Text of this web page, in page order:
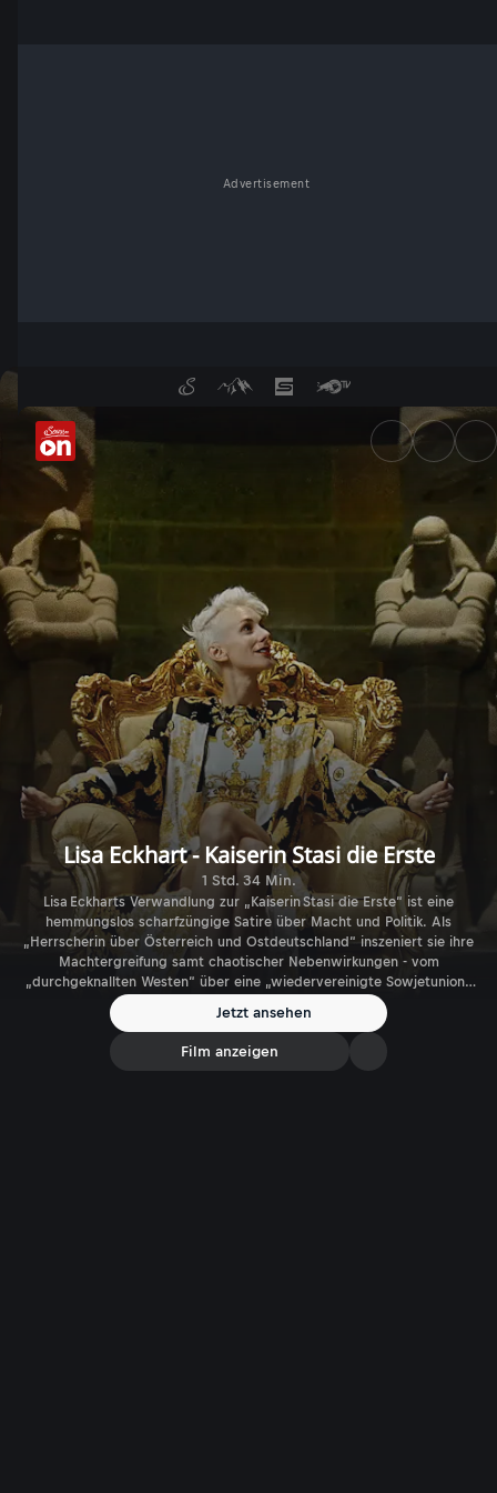
Advertisement
Lisa Eckhart - Kaiserin Stasi
Lisa Eckhart - Kaiserin Stasi die Erste
1 Std. 34 Min.
Lisa Eckharts Verwandlung zur „Kaiserin Stasi die Erste“ ist eine
hemmungslos scharfzüngige Satire über Macht und Politik. Als
„Herrscherin über Österreich und Ostdeutschland“ inszeniert sie ihre
Machtergreifung samt chaotischer Nebenwirkungen - vom
„durchgeknallten Westen“ über eine „wiedervereinigte Sowjetunion“
bis zu Attentats-Versuchen aus dem Familienkreis. Die gebürtige
Steirerin ist bekannt für ihren virtuos-provokanten Umgang mit
Sprache und Grenzen.
Jetzt ansehen
Film anzeigen